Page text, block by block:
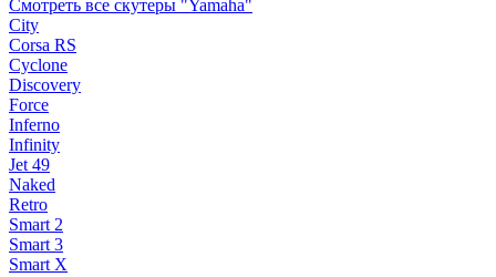
Смотреть все скутеры "Yamaha"
City
Corsa RS
Cyclone
Discovery
Force
Inferno
Infinity
Jet 49
Naked
Retro
Smart 2
Smart 3
Smart X